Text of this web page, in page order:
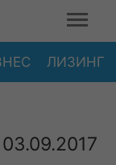
ЛИЗИНГ